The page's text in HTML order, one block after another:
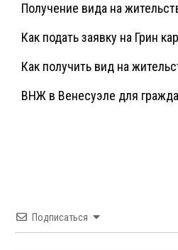
Получение вида на
Как подать заявку на Грин
Как получить вид на
ВНЖ в Венесуэле для
Подписаться